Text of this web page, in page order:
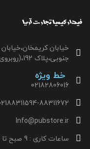
خیابان
جنوبی،پلاک 192،(روبروی بانک سپه)طبقه 3،واحد 14
خط ویژه
02182806016
88311672
Info@pubstore.ir
ساعات کاری : 9 صبح تا 6 عصر